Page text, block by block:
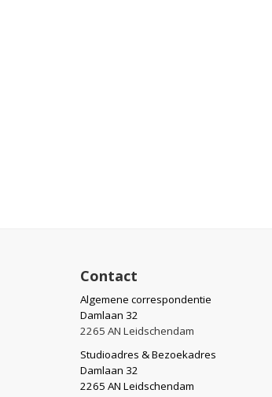
Contact
Algemene correspondentie
Damlaan 32
2265 AN Leidschendam
Studioadres & Bezoekadres
Damlaan 32
2265 AN Leidschendam